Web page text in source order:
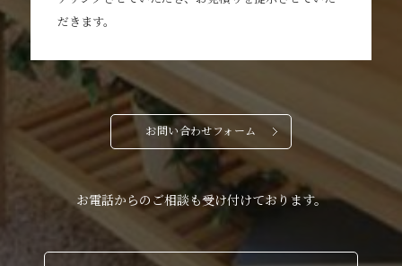
だきます。
お問い合わせフォーム
お電話からのご相談も受け付けております。